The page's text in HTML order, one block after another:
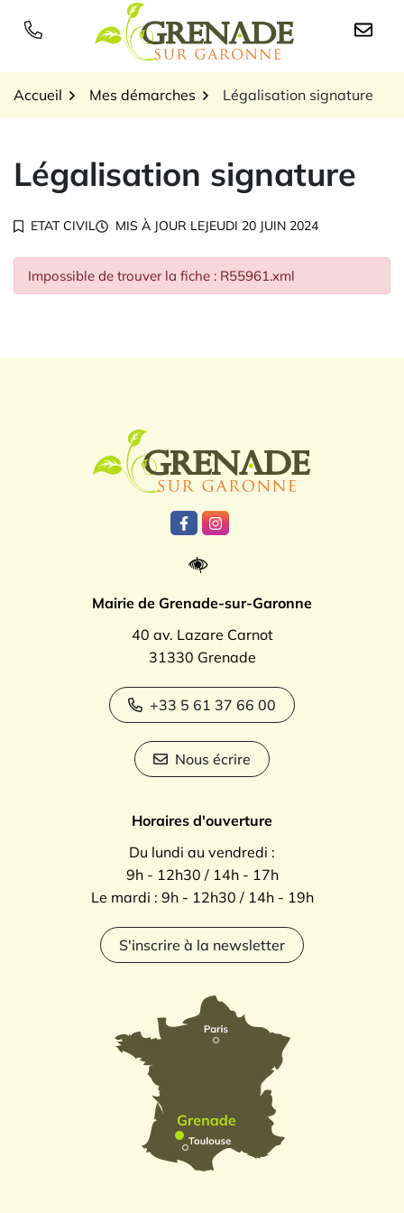
Logo Grenade sur
Accueil Mes démarches Légalisation signature
Légalisation signature
ETAT CIVIL MIS À JOUR LEJEUDI 20 JUIN 2024
Impossible de trouver la fiche : R55961.xml
Lien vers le compte Facebook
Lien vers le compte
Mairie de Grenade-sur-Garonne
40 av. Lazare Carnot
31330 Grenade
+33 5 61 37 66 00
Nous écrire
Horaires d'ouverture
Du lundi au vendredi :
9h - 12h30 / 14h - 17h
Le mardi : 9h - 12h30 / 14h - 19h
S'inscrire à la newsletter